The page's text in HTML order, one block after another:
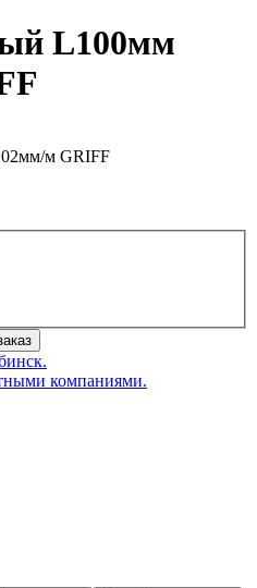
L100мм
компаниями.